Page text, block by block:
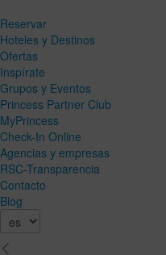
Reservar
Hoteles y Destinos
Ofertas
Inspírate
Grupos y Eventos
Princess Partner Club
MyPrincess
Check-In Online
Agencias y empresas
RSC-Transparencia
Contacto
Blog